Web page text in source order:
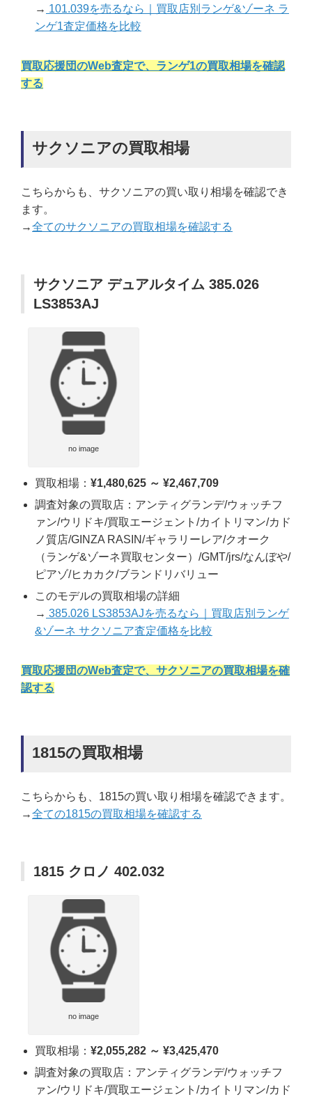
→ 101.039を売るなら｜買取店別ランゲ&ゾーネ ラ
ンゲ1査定価格を比較
買取応援団のWeb査定で、ランゲ1の買取相場を確認
する
サクソニアの買取相場
こちらからも、サクソニアの買い取り相場を確認でき
ます。
→全てのサクソニアの買取相場を確認する
サクソニア デュアルタイム 385.026
LS3853AJ
no image
買取相場： ¥1,480,625 ～ ¥2,467,709
調査対象の買取店：アンティグランデ/ウォッチフ
ァン/ウリドキ/買取エージェント/カイトリマン/カド
ノ質店/GINZA RASIN/ギャラリーレア/クオーク
（ランゲ&ゾーネ買取センター）/GMT/jrs/なんぼや/
ピアゾ/ヒカカク/ブランドリバリュー
このモデルの買取相場の詳細
→ 385.026 LS3853AJを売るなら｜買取店別ランゲ
&ゾーネ サクソニア査定価格を比較
買取応援団のWeb査定で、サクソニアの買取相場を確
認する
1815の買取相場
こちらからも、1815の買い取り相場を確認できます。
→全ての1815の買取相場を確認する
1815 クロノ 402.032
no image
買取相場： ¥2,055,282 ～ ¥3,425,470
調査対象の買取店：アンティグランデ/ウォッチフ
ァン/ウリドキ/買取エージェント/カイトリマン/カド